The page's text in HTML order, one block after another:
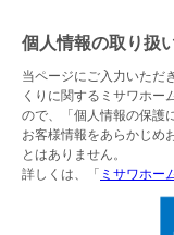
個人情報の取り扱
当ページにご入力いただ
くりに関するミサワホー
ので、「個人情報の保護
お客様情報をあらかじめ
とはありません。
詳しくは、「 ミサワホー